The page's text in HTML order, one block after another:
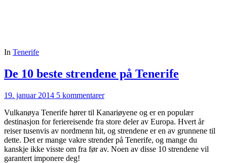
In Tenerife
De 10 beste strendene på Tenerife
19. januar 2014 5 kommentarer
Vulkanøya Tenerife hører til Kanariøyene og er en populær
destinasjon for feriereisende fra store deler av Europa. Hvert år
reiser tusenvis av nordmenn hit, og strendene er en av grunnene til
dette. Det er mange vakre strender på Tenerife, og mange du
kanskje ikke visste om fra før av. Noen av disse 10 strendene vil
garantert imponere deg!